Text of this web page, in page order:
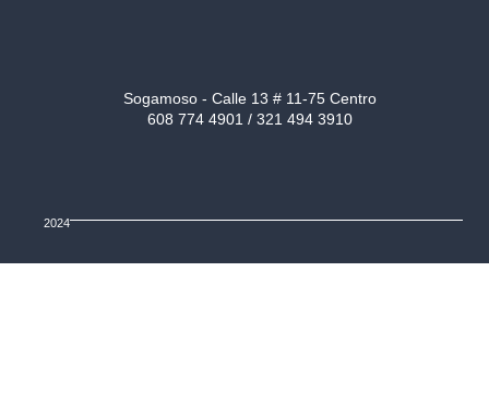
Sogamoso - Calle 13 # 11-75 Centro
608 774 4901 / 321 494 3910
2024